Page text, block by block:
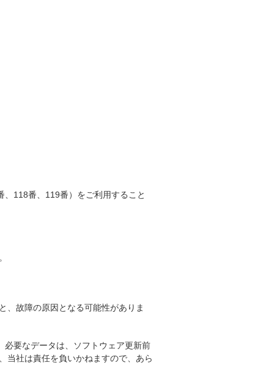
118番、119番）をご利用すること
、故障の原因となる可能性がありま
要なデータは、ソフトウェア更新前
当社は責任を負いかねますので、あら